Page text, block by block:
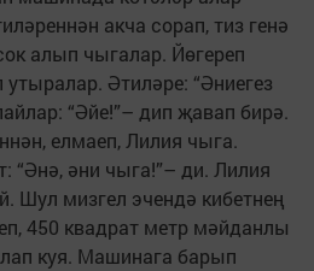
акча сорап, тиз генә
алып чыгалар. Йөгереп
Әтиләре: “Әниегез
“Әйе!”– дип җавап бирә.
елмаеп, Лилия чыга.
“Әнә, әни чыга!”– ди. Лилия
Шул мизгел эчендә кибетнең
450 квадрат метр мәйданлы
куя. Машинага барып